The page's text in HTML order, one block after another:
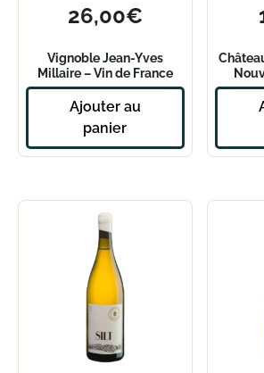
26,00€
Vignoble Jean-Yves
Millaire – Vin de France
Blanc Volcelest – 2021
Ajouter au
panier